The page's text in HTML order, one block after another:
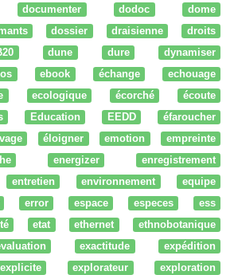
documenter dodoc
dome
dossier draisienne
droits
dune dure
dynamiser
ebook échange
echouage
ecologique écorché
écoute
Education EEDD
éfaroucher
éloigner emotion
empreinte
energizer
enregistrement
entretien environnement
equipe
error espace especes
ess
etat ethernet
ethnobotanique
exactitude
expédition
explicite explorateur
exploration